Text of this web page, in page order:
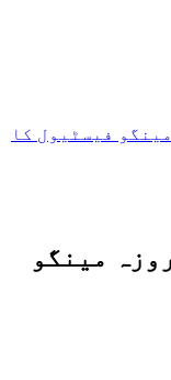
پہلی بار 2 روزہ مینگو فیسٹیول کا
مظفرگڑھ میں پہلی بار 2 روزہ مینگو